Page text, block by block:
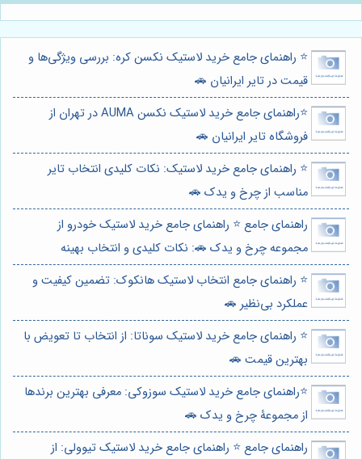
⭐️ راهنمای جامع خرید لاستیک نکسن کره: بررسی ویژگی‌ها و
قیمت در تایر ایرانیان 🚗
⭐️راهنمای جامع خرید لاستیک نکسن AUMA در تهران از
فروشگاه تایر ایرانیان 🚗
⭐️ راهنمای جامع خرید لاستیک: نکات کلیدی انتخاب تایر
مناسب از چرخ و یدک 🚗
راهنمای جامع ⭐️ راهنمای جامع خرید لاستیک خودرو از
مجموعه چرخ و یدک 🚗: نکات کلیدی و انتخاب بهینه
⭐️ راهنمای جامع انتخاب لاستیک هانکوک: تضمین کیفیت و
عملکرد بی‌نظیر 🚗
⭐️ راهنمای جامع خرید لاستیک سوناتا: از انتخاب تا تعویض با
بهترین قیمت 🚗
⭐️راهنمای جامع خرید لاستیک سوزوکی: معرفی بهترین برندها
از مجموعۀ چرخ و یدک 🚗
راهنمای جامع ⭐️ راهنمای جامع خرید لاستیک تیوولی: از